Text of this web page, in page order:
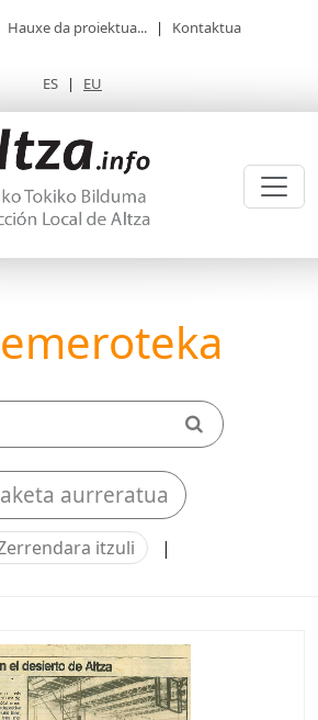
Hauxe da proiektua... | Kontaktua
ES | EU
aurreratua
itzuli |